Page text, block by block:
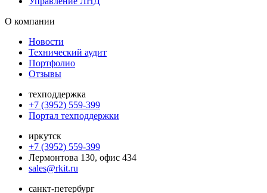
О компании
Новости
Технический аудит
Портфолио
Отзывы
техподдержка
+7 (3952) 559-399
Портал техподдержки
иркутск
+7 (3952) 559-399
Лермонтова 130, офис 434
sales@rkit.ru
санкт-петербург